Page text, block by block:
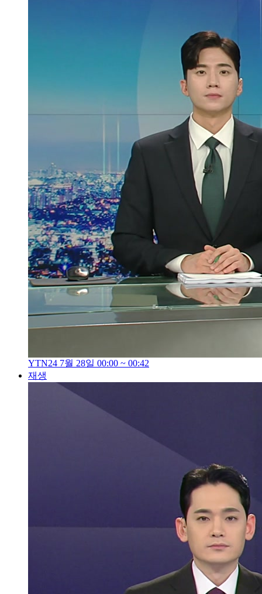
YTN24 7월 28일 00:00 ~ 00:42
재생